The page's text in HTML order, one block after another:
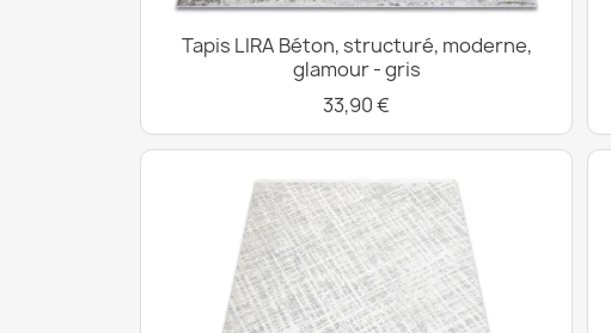
Tapis LIRA Béton, structuré, moderne,
glamour - gris
33,90 €